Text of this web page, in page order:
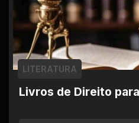
Livros de Direito
LITERATURA